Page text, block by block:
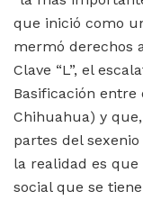
que inició como
mermó derechos
Clave “L”, el
Basificación entre
Chihuahua) y
partes del
la realidad es
social que se